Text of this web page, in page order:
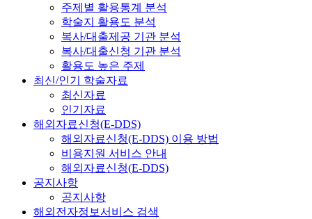
주제별 활용통계 분석
학술지 활용도 분석
복사/대출제공 기관 분석
복사/대출신청 기관 분석
활용도 높은 주제
최신/인기 학술자료
최신자료
인기자료
해외자료신청(E-DDS)
해외자료신청(E-DDS) 이용 방법
비용지원 서비스 안내
해외자료신청(E-DDS)
공지사항
공지사항
해외전자정보서비스 검색